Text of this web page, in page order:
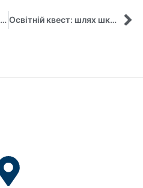
Завершено курс «Європейська інтеграція та співробітництво в енергетиці»: 98 учасників дослідили енергетичні виклики сучасності Освітній квест: шлях школярів до лідерства